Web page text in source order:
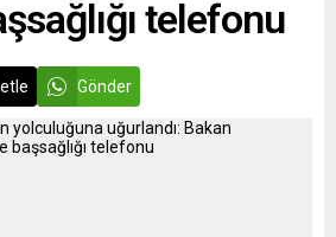
telefonu
Gönder